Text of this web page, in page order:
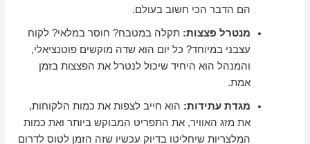
הם הדבר הכי חשוב בעולם.
מנטרל פצצות: תקלה במטבח? חוסר במלאי? לקוח
עצבני במיוחד? כל יום הוא שדה מוקשים פוטנציאלי,
והמנהל הוא היחיד שיכול לנטרל את הפצצות בזמן
אמת.
מגדת עתידות: הוא חייב לצפות את כמות הלקוחות,
את מזג האוויר, את התפריט המבוקש ביותר ואת כמות
המלצריות שיחליטו בדיוק עכשיו שזה הזמן לטוס לדרום